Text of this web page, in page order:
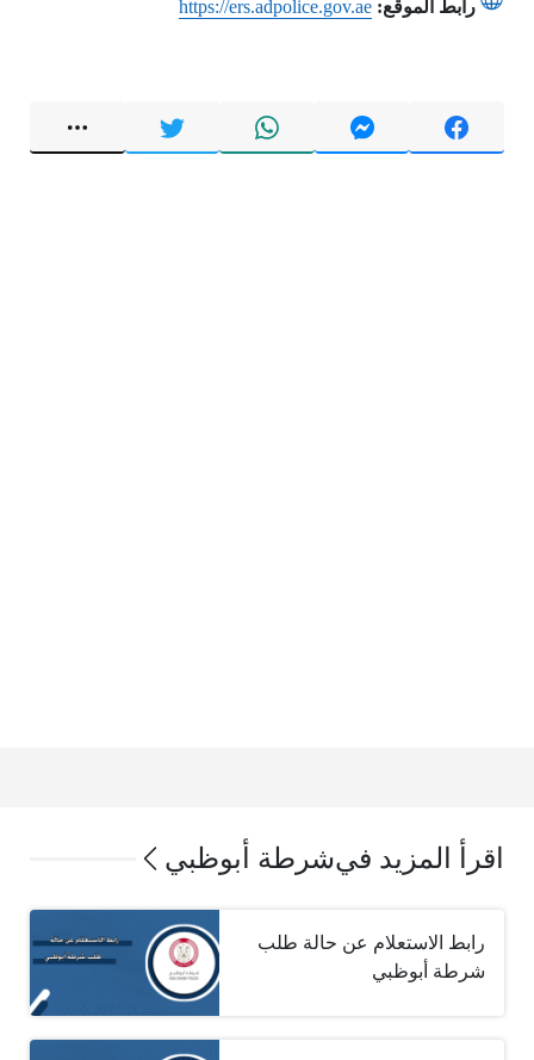
رابط الموقع: https://ers.adpolice.gov.ae
اقرأ المزيد فيشرطة أبوظبي
رابط الاستعلام عن حالة طلب
شرطة أبوظبي